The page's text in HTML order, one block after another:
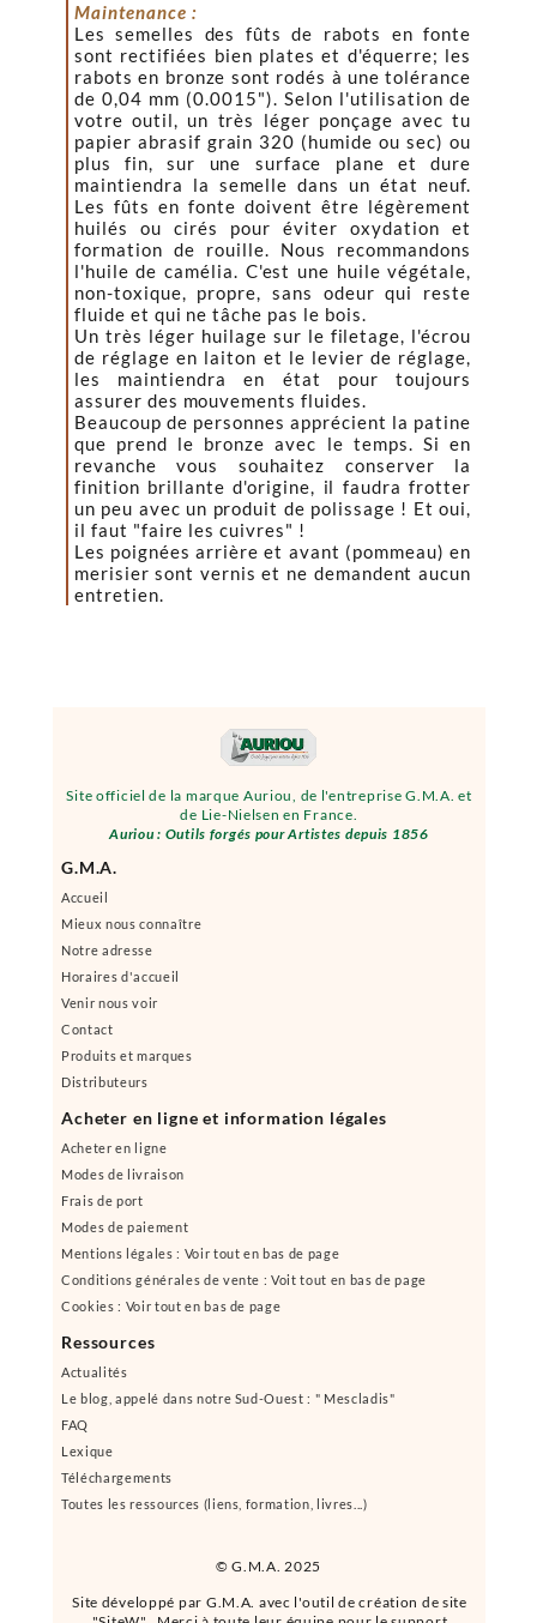
© G.M.A. 2025
Site officiel de la marque Auriou, de l'entreprise G.M.A. et
de Lie-Nielsen en France.
Auriou : Outils forgés pour Artistes depuis 1856
Site développé par G.M.A. avec l'outil de création de site
G.M.A.
Accueil
Mieux nous connaître
Notre adresse
Horaires d'accueil
Venir nous voir
Contact
Produits et marques
Distributeurs
Acheter en ligne et information légales
Acheter en ligne
Modes de livraison
Frais de port
Modes de paiement
Mentions légales : Voir tout en bas de page
Conditions générales de vente : Voit tout en bas de page
Cookies : Voir tout en bas de page
Ressources
Actualités
Le blog, appelé dans notre Sud-Ouest : " Mescladis"
FAQ
Lexique
Téléchargements
Toutes les ressources (liens, formation, livres...)
Maintenance :
Les semelles des fûts de rabots en fonte
sont rectifiées bien plates et d'équerre; les
rabots en bronze sont rodés à une tolérance
de 0,04 mm (0.0015"). Selon l'utilisation de
votre outil, un très léger ponçage avec tu
papier abrasif grain 320 (humide ou sec) ou
plus fin, sur une surface plane et dure
maintiendra la semelle dans un état neuf.
Les fûts en fonte doivent être légèrement
huilés ou cirés pour éviter oxydation et
formation de rouille. Nous recommandons
l'huile de camélia. C'est une huile végétale,
non-toxique, propre, sans odeur qui reste
fluide et qui ne tâche pas le bois.
Un très léger huilage sur le filetage, l'écrou
de réglage en laiton et le levier de réglage,
les maintiendra en état pour toujours
assurer des mouvements fluides.
Beaucoup de personnes apprécient la patine
que prend le bronze avec le temps. Si en
revanche vous souhaitez conserver la
finition brillante d'origine, il faudra frotter
un peu avec un produit de polissage ! Et oui,
il faut "faire les cuivres" !
Les poignées arrière et avant (pommeau) en
merisier sont vernis et ne demandent aucun
entretien.